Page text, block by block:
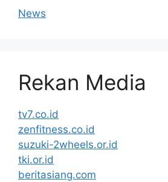
News
Rekan Media
tv7.co.id
zenfitness.co.id
suzuki-2wheels.or.id
tki.or.id
beritasiang.com